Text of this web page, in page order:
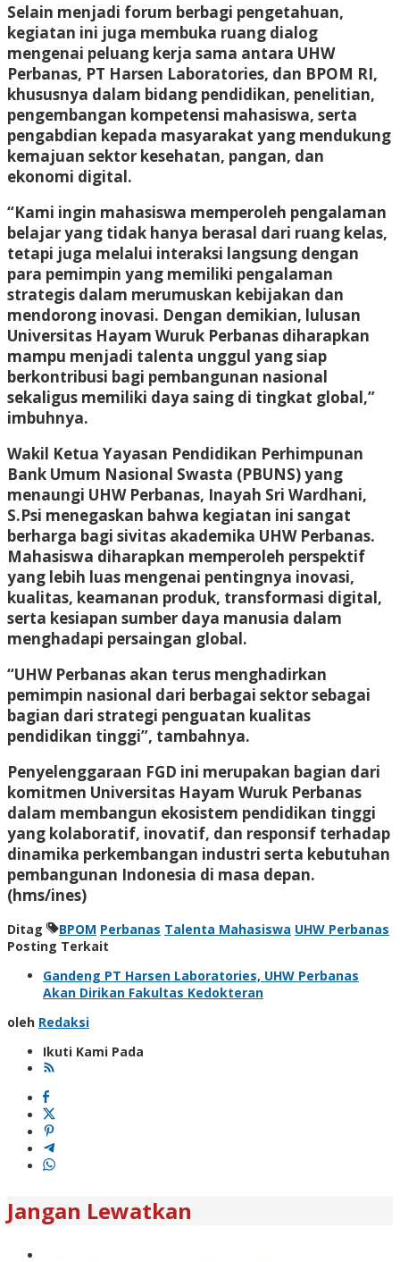
Selain menjadi forum berbagi pengetahuan,
kegiatan ini juga membuka ruang dialog
mengenai peluang kerja sama antara UHW
Perbanas, PT Harsen Laboratories, dan BPOM RI,
khususnya dalam bidang pendidikan, penelitian,
pengembangan kompetensi mahasiswa, serta
pengabdian kepada masyarakat yang mendukung
kemajuan sektor kesehatan, pangan, dan
ekonomi digital.
“Kami ingin mahasiswa memperoleh pengalaman
belajar yang tidak hanya berasal dari ruang kelas,
tetapi juga melalui interaksi langsung dengan
para pemimpin yang memiliki pengalaman
strategis dalam merumuskan kebijakan dan
mendorong inovasi. Dengan demikian, lulusan
Universitas Hayam Wuruk Perbanas diharapkan
mampu menjadi talenta unggul yang siap
berkontribusi bagi pembangunan nasional
sekaligus memiliki daya saing di tingkat global,”
imbuhnya.
Wakil Ketua Yayasan Pendidikan Perhimpunan
Bank Umum Nasional Swasta (PBUNS) yang
menaungi UHW Perbanas, Inayah Sri Wardhani,
S.Psi menegaskan bahwa kegiatan ini sangat
berharga bagi sivitas akademika UHW Perbanas.
Mahasiswa diharapkan memperoleh perspektif
yang lebih luas mengenai pentingnya inovasi,
kualitas, keamanan produk, transformasi digital,
serta kesiapan sumber daya manusia dalam
menghadapi persaingan global.
“UHW Perbanas akan terus menghadirkan
pemimpin nasional dari berbagai sektor sebagai
bagian dari strategi penguatan kualitas
pendidikan tinggi”, tambahnya.
Penyelenggaraan FGD ini merupakan bagian dari
komitmen Universitas Hayam Wuruk Perbanas
dalam membangun ekosistem pendidikan tinggi
yang kolaboratif, inovatif, dan responsif terhadap
dinamika perkembangan industri serta kebutuhan
pembangunan Indonesia di masa depan.
(hms/ines)
Ditag BPOM Perbanas Talenta Mahasiswa UHW Perbanas
Posting Terkait
Gandeng PT Harsen Laboratories, UHW Perbanas
Akan Dirikan Fakultas Kedokteran
oleh Redaksi
Ikuti Kami Pada
Jangan Lewatkan